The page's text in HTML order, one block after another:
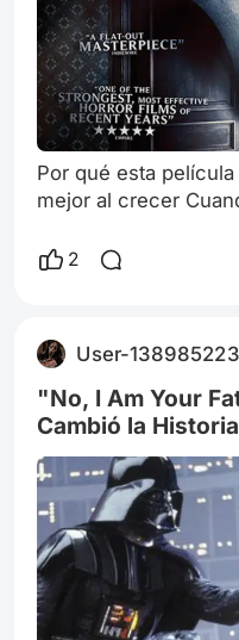
Por qué esta
mejor al crecer
dentro del género
una película “de
espeluznante que
embargo, quienes la
2
User-
"No, I Am Your
Cambió la